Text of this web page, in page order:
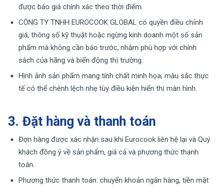
được báo giá chính xác theo thời điểm.
CÔNG TY TNHH EUROCOOK GLOBAL có quyền điều chỉnh
giá, thông số kỹ thuật hoặc ngừng kinh doanh một số sản
phẩm mà không cần báo trước, nhằm phù hợp với chính
sách của hãng và biến động thị trường.
Hình ảnh sản phẩm mang tính chất minh họa; màu sắc thực
tế có thể chênh lệch nhẹ tùy điều kiện hiển thị màn hình.
3. Đặt hàng và thanh toán
Đơn hàng được xác nhận sau khi Eurocook liên hệ lại và Quý
khách đồng ý về sản phẩm, giá cả và phương thức thanh
toán.
Phương thức thanh toán: chuyển khoản ngân hàng, tiền mặt